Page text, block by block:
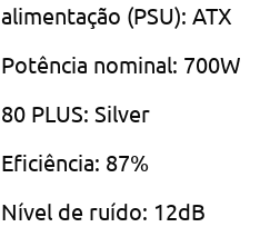
alimentação (PSU): ATX
Potência nominal: 700W
80 PLUS: Silver
Eficiência: 87%
Nível de ruído: 12dB